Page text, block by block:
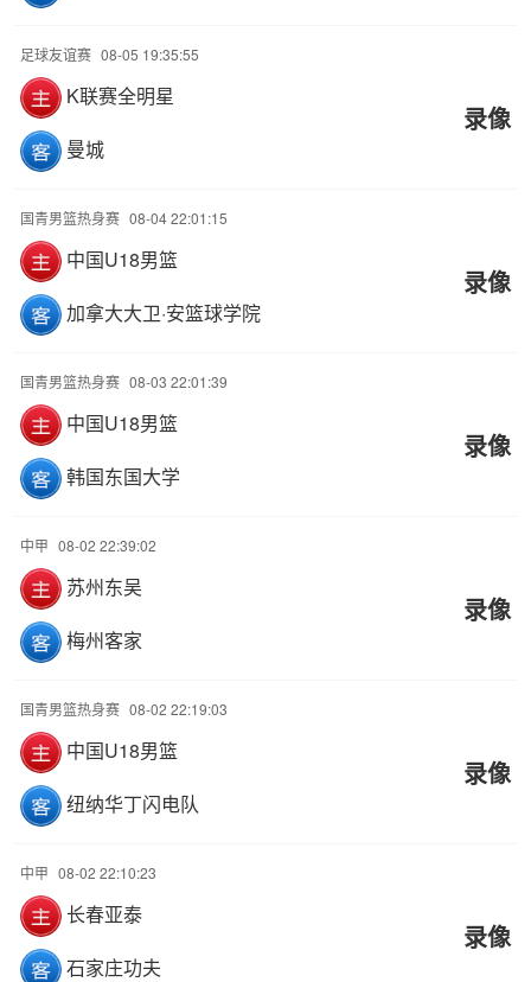
足球友谊赛 08-05 19:35:55
K联赛全明星
曼城
录像
国青男篮热身赛 08-04 22:01:15
中国U18男篮
加拿大大卫·安篮球学院
录像
国青男篮热身赛 08-03 22:01:39
中国U18男篮
韩国东国大学
录像
中甲 08-02 22:39:02
苏州东吴
梅州客家
录像
国青男篮热身赛 08-02 22:19:03
中国U18男篮
纽纳华丁闪电队
录像
中甲 08-02 22:10:23
长春亚泰
石家庄功夫
录像